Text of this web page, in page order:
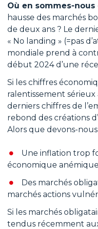
Où en sommes-
hausse des marchés
de deux ans ? Le
« No landing » (=pas
mondiale prend à
début 2024 d’une
Si les chiffres
ralentissement
derniers chiffres de
rebond des créations
Alors que devons-
Une inflation trop
économique
Des marchés
marchés actions
Si les marchés
tendus récemment